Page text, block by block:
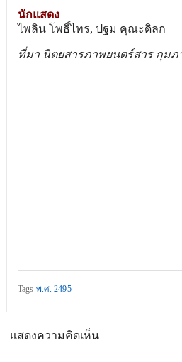
นักแสดง
ไพลิน โพธิ์ไทร, ปฐม คุณะดิลก
ที่มา นิตยสารภาพยนตร์สาร กุมภ
Tags พ.ศ. 2495
แสดงความคิดเห็น